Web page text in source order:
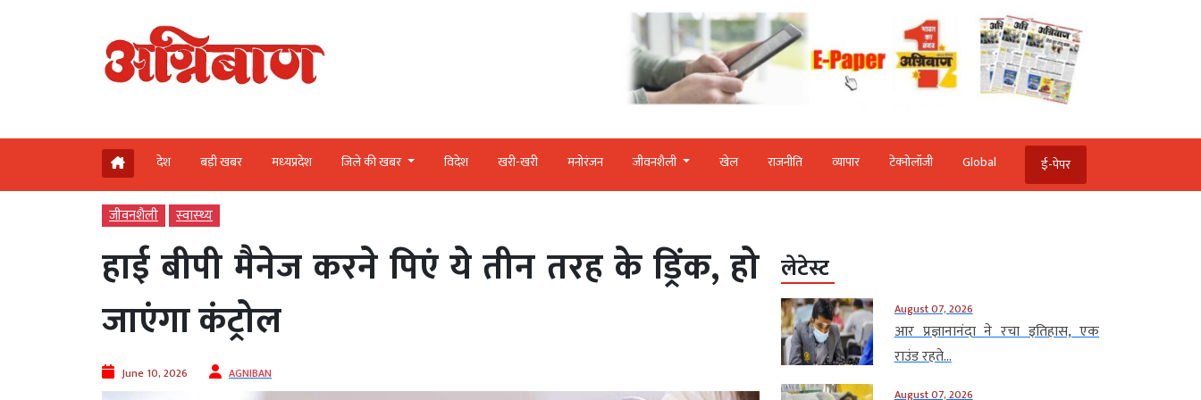
देश बड़ी खबर मध्‍यप्रदेश जिले की खबर विदेश खरी-खरी मनोरंजन जीवनशैली खेल राजनीति व्‍यापार टेक्‍नोलॉजी Global ई-पेपर
जीवनशैली स्‍वास्‍थ्‍य
हाई बीपी मैनेज करने पिएं ये तीन तरह के ड्रिंक, हो
जाएंगा कंट्रोल
June 10, 2026 AGNIBAN
लेटेस्ट
August 07, 2026
आर प्रज्ञानानंदा ने रचा इतिहास, एक
राउंड रहते...
August 07, 2026